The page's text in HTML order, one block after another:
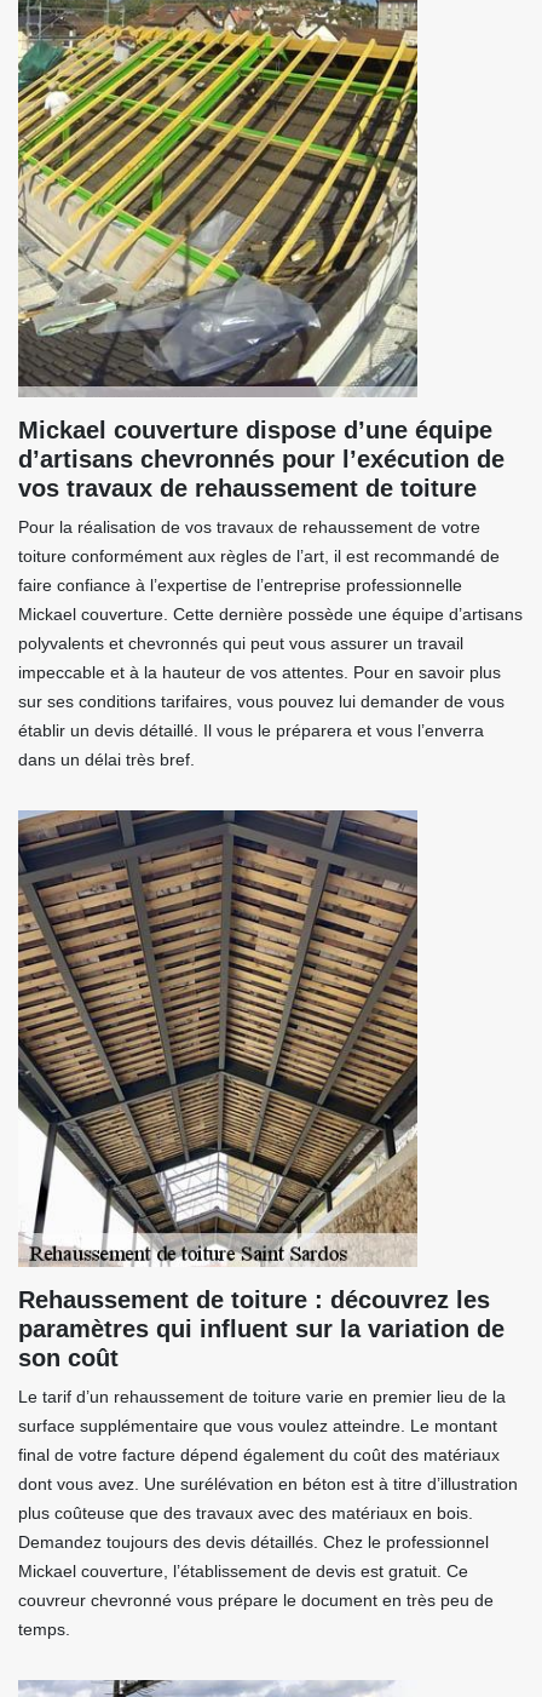
Mickael couverture dispose d’une équipe
d’artisans chevronnés pour l’exécution de
vos travaux de rehaussement de toiture
Pour la réalisation de vos travaux de rehaussement de votre
toiture conformément aux règles de l’art, il est recommandé de
faire confiance à l’expertise de l’entreprise professionnelle
Mickael couverture. Cette dernière possède une équipe d’artisans
polyvalents et chevronnés qui peut vous assurer un travail
impeccable et à la hauteur de vos attentes. Pour en savoir plus
sur ses conditions tarifaires, vous pouvez lui demander de vous
établir un devis détaillé. Il vous le préparera et vous l’enverra
dans un délai très bref.
Rehaussement de toiture : découvrez les
paramètres qui influent sur la variation de
son coût
Le tarif d’un rehaussement de toiture varie en premier lieu de la
surface supplémentaire que vous voulez atteindre. Le montant
final de votre facture dépend également du coût des matériaux
dont vous avez. Une surélévation en béton est à titre d’illustration
plus coûteuse que des travaux avec des matériaux en bois.
Demandez toujours des devis détaillés. Chez le professionnel
Mickael couverture, l’établissement de devis est gratuit. Ce
couvreur chevronné vous prépare le document en très peu de
temps.